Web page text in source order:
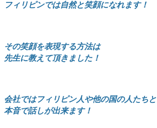
フィリピンでは自然と笑顔になれます！
その笑顔を表現する方法は
先生に教えて頂きました！
会社ではフィリピン人や他の国の人たちと
本音で話しが出来ます！